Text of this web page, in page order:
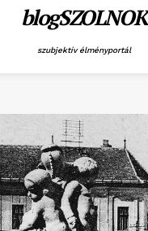
blogSZOLNOK
szubjektív élményportál